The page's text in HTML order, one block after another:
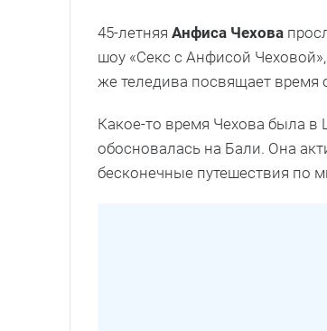
45-летняя Анфиса Чехова
шоу «Секс с Анфисой
же теледива посвящает время
Какое-то время Чехова была
обосновалась на Бали. Она
бесконечные путешествия по